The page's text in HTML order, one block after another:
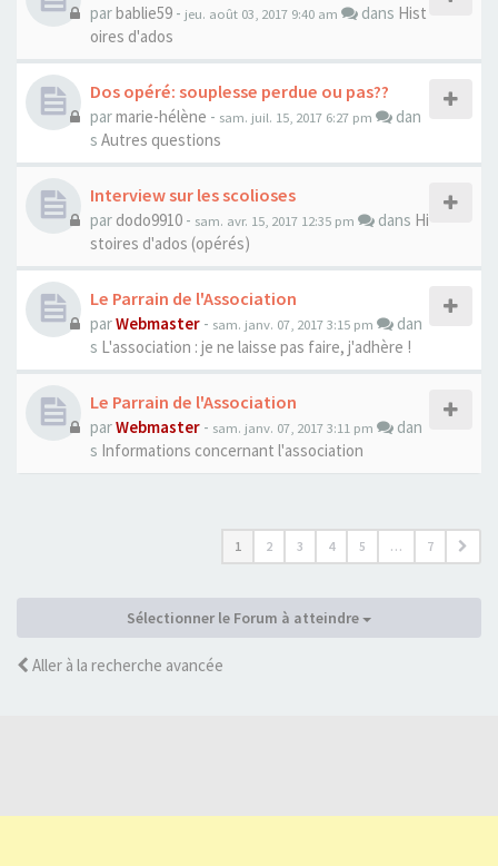
parbablie59 - jeu. août 03, 2017 9:40 am dans Hist
oires d'ados
Dos opéré: souplesse perdue ou pas??
parmarie-hélène - sam. juil. 15, 2017 6:27 pm
dan
s Autres questions
Interview sur les scolioses
par dodo9910 - sam. avr. 15, 2017 12:35 pm dans Hi
stoires d'ados (opérés)
Le Parrain de l'Association
parWebmaster - sam. janv. 07, 2017 3:15 pm
dan
s L'association : je ne laisse pas faire, j'adhère !
Le Parrain de l'Association
parWebmaster - sam. janv. 07, 2017 3:11 pm
dan
s Informations concernant l'association
1 2 3 4 5 … 7
Sélectionner le Forum à atteindre
Aller à la recherche avancée